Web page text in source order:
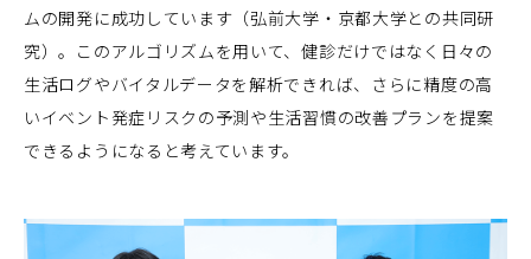
ムの開発に成功しています（弘前大学・京都大学との共同研
究）。このアルゴリズムを用いて、健診だけではなく日々の
生活ログやバイタルデータを解析できれば、さらに精度の高
いイベント発症リスクの予測や生活習慣の改善プランを提案
できるようになると考えています。